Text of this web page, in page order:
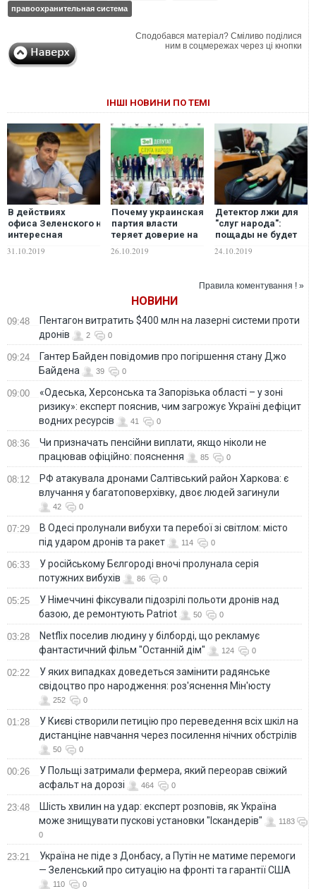
правоохранительная система
Сподобався матеріал? Сміливо поділися
ним в соцмережах через ці кнопки
ІНШІ НОВИНИ ПО ТЕМІ
В действиях
офиса Зеленского наметилась
интересная
сближающая его с
31.10.2019
Почему украинская
партия власти
теряет доверие на
26.10.2019
Детектор лжи для
"слуг народа":
пощады не будет
24.10.2019
Правила коментування ! »
НОВИНИ
09:48
Пентагон витратить $400 млн на лазерні системи проти
дронів
2 0
09:24
Гантер Байден повідомив про погіршення стану Джо
Байдена
39 0
09:00
«Одеська, Херсонська та Запорізька області – у зоні
ризику»: експерт пояснив, чим загрожує Україні дефіцит
водних ресурсів
41 0
08:36
Чи призначать пенсійни виплати, якщо ніколи не
працював офіційно: пояснення
85 0
08:12
РФ атакувала дронами Салтівський район Харкова: є
влучання у багатоповерхівку, двоє людей загинули
42 0
07:29
В Одесі пролунали вибухи та перебої зі світлом: місто
під ударом дронів та ракет
114 0
06:33
У російському Бєлгороді вночі пролунала серія
потужних вибухів
86 0
05:25
У Німеччині фіксували підозрілі польоти дронів над
базою, де ремонтують Patriot
50 0
03:28
Netflix поселив людину у білборді, що рекламує
фантастичний фільм "Останній дім"
124 0
02:22
У яких випадках доведеться замінити радянське
свідоцтво про народження: роз'яснення Мін'юсту
252 0
01:28
У Києві створили петицію про переведення всіх шкіл на
дистанціне навчання через посилення нічних обстрілів
50 0
00:26
У Польщі затримали фермера, який переорав свіжий
асфальт на дорозі
464 0
23:48
Шість хвилин на удар: експерт розповів, як Україна
може знищувати пускові установки "Іскандерів"
1183
0
23:21
Україна не піде з Донбасу, а Путін не матиме перемоги
— Зеленський про ситуацію на фронті та гарантії США
110 0